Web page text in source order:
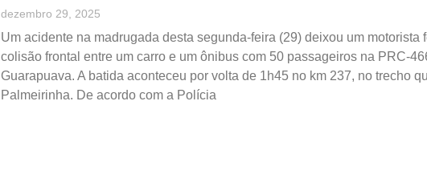
dezembro 29, 2025
Um acidente na madrugada desta segunda-feira (29) deixou um motorista
colisão frontal entre um carro e um ônibus com 50 passageiros na PRC-
Guarapuava. A batida aconteceu por volta de 1h45 no km 237, no trecho
Palmeirinha. De acordo com a Polícia